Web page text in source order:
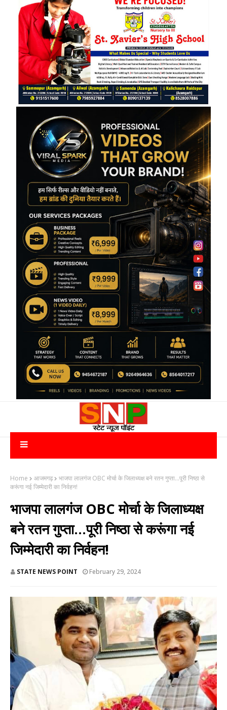
Home आजमगढ़
भाजपा लालगंज OBC मोर्चा के जिलाध्यक्ष बने रतन गुप्ता...पूरी निष्ठा से
करूंगा नई जिम्मेदारी का निर्वहन!
भाजपा लालगंज OBC मोर्चा के जिलाध्यक्ष
बने रतन गुप्ता...पूरी निष्ठा से करूंगा नई
जिम्मेदारी का निर्वहन!
STATE NEWS POINT February 29, 2024